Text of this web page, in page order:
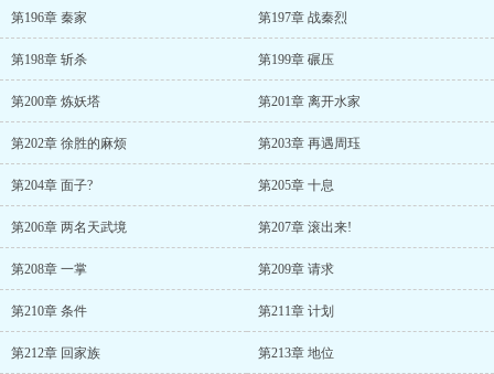
第196章 秦家 第197章 战秦烈
第198章 斩杀 第199章 碾压
第200章 炼妖塔 第201章 离开水家
第202章 徐胜的麻烦 第203章 再遇周珏
第204章 面子? 第205章 十息
第206章 两名天武境 第207章 滚出来!
第208章 一掌 第209章 请求
第210章 条件 第211章 计划
第212章 回家族 第213章 地位